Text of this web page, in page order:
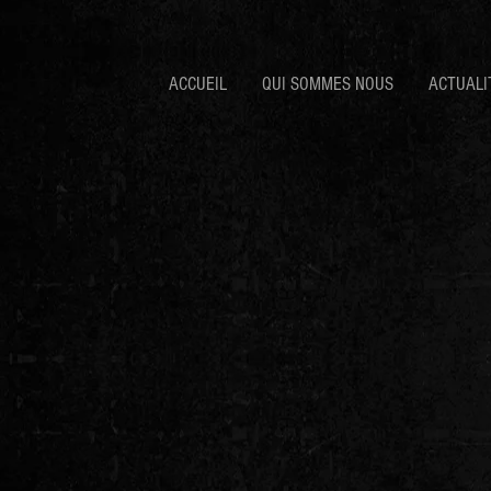
ACCUEIL QUI SOMMES NOUS